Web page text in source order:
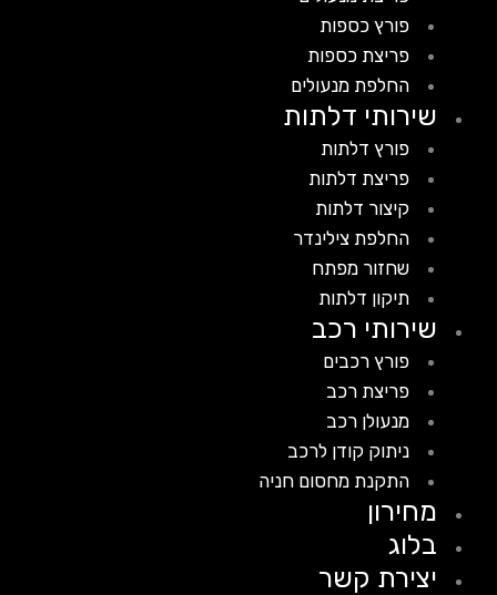
פורץ כספות
פריצת כספות
החלפת מנעולים
שירותי דלתות
פורץ דלתות
פריצת דלתות
קיצור דלתות
החלפת צילינדר
שחזור מפתח
תיקון דלתות
שירותי רכב
פורץ רכבים
פריצת רכב
מנעולן רכב
ניתוק קודן לרכב
התקנת מחסום חניה
מחירון
בלוג
יצירת קשר